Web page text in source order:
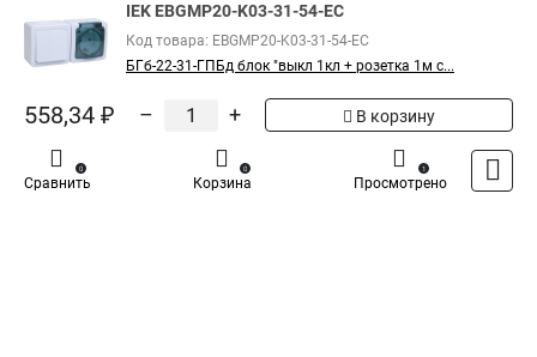
IEK EBGMP20-K03-31-54-EC
Код товара: EBGMP20-K03-31-54-EC
БГб-22-31-ГПБд блок "выкл 1кл + розетка 1м с...
558,34 ₽ – + В корзину
Сравнить
0
Корзина
0
Просмотрено
1